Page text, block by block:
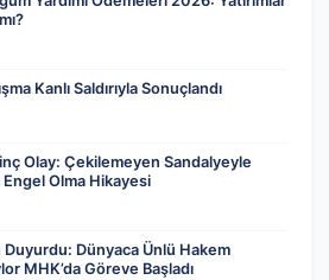
Kanlı Saldırıyla Sonuçlandı
Olay: Çekilemeyen Sandalyeyle
Engel Olma Hikayesi
Duyurdu: Dünyaca Ünlü Hakem
MHK’da Göreve Başladı